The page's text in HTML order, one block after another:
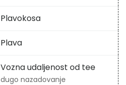
Plavokosa
Plava
Vozna udaljenost od tee
dugo nazadovanje